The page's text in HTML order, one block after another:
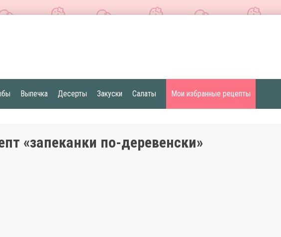
Выпечка Десерты Закуски Салаты Мои избранные рецепты
«запеканки по-деревенски»